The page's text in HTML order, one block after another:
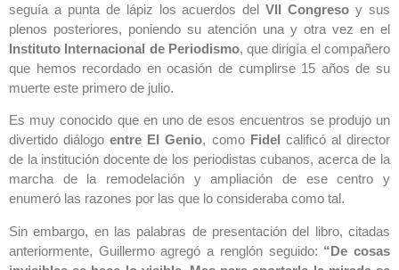
seguía a punta de lápiz los acuerdos delVII Congreso y sus
plenos posteriores, poniendo su atención una y otra vez en el
Instituto Internacional de Periodismo, que dirigía el compañero
que hemos recordado en ocasión de cumplirse 15 años de su
muerte este primero de julio.
Es muy conocido que en uno de esos encuentros se produjo un
divertido diálogoentre El Genio, como Fidel calificó al director
de la institución docente de los periodistas cubanos, acerca de la
marcha de la remodelación y ampliación de ese centro y
enumeró las razones por las que lo consideraba como tal.
Sin embargo, en las palabras de presentación del libro, citadas
anteriormente, Guillermo agregó a renglón seguido: “De cosas